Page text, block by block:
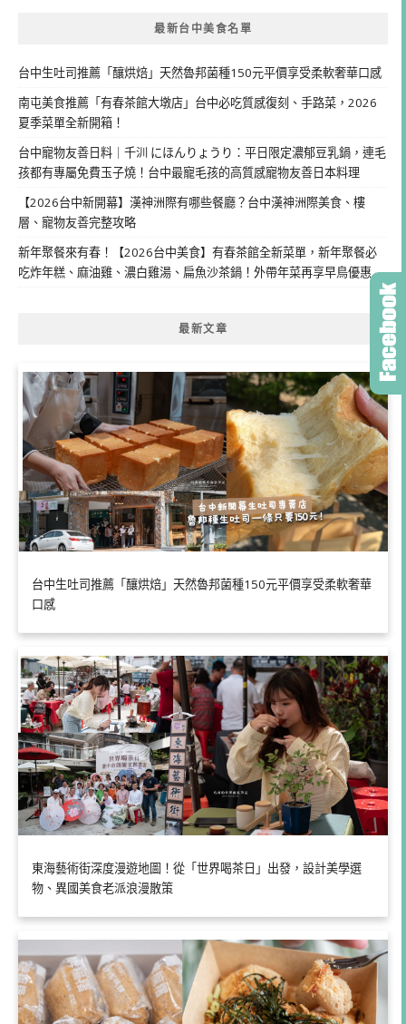
最新台中美食名單
台中生吐司推薦「釀烘焙」天然魯邦菌種150元平價享受柔軟奢華口感
南屯美食推薦「有春茶館大墩店」台中必吃質感復刻、手路菜，2026
夏季菜單全新開箱！
台中寵物友善日料｜千汌 にほんりょうり：平日限定濃郁豆乳鍋，連毛
孩都有專屬免費玉子燒！台中最寵毛孩的高質感寵物友善日本料理
【2026台中新開幕】漢神洲際有哪些餐廳？台中漢神洲際美食、樓
層、寵物友善完整攻略
新年聚餐來有春！【2026台中美食】有春茶館全新菜單，新年聚餐必
吃炸年糕、麻油雞、濃白雞湯、扁魚沙茶鍋！外帶年菜再享早鳥優惠
最新文章
台中生吐司推薦「釀烘焙」天然魯邦菌種150元平價享受柔軟奢華
口感
東海藝術街深度漫遊地圖！從「世界喝茶日」出發，設計美學選
物、異國美食老派浪漫散策